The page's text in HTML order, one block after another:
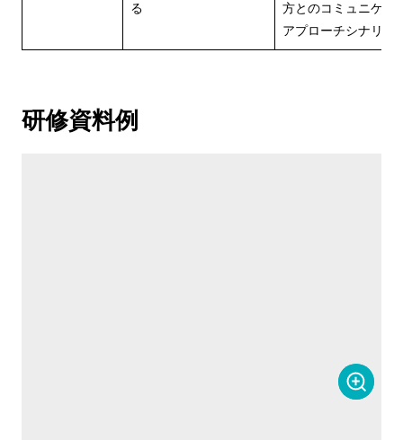
る
方とのコミュニケー
アプローチシナリオ
研修資料例